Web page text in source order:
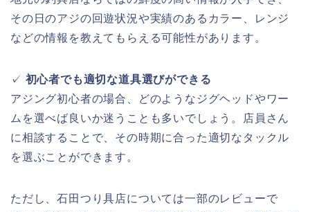
その日のアジの回遊状況や実績のあるカラー、レンジ
などの情報を教えてもらえる可能性があります。
✓ 初心者でも適切な道具選びができる
アジング初心者の場合、どのようなジグヘッドやワー
ムを選べば良いか迷うことも多いでしょう。店員さん
に相談することで、その時期に合った適切なタックル
を選ぶことができます。
ただし、石田つり具店については一部のレビューで